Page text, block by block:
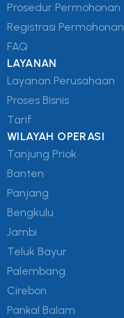
Prosedur Permohonan
Registrasi Permohonan
FAQ
LAYANAN
Layanan Perusahaan
Proses Bisnis
Tarif
WILAYAH OPERASI
Tanjung Priok
Banten
Panjang
Bengkulu
Jambi
Teluk Bayur
Palembang
Cirebon
Pankal Balam